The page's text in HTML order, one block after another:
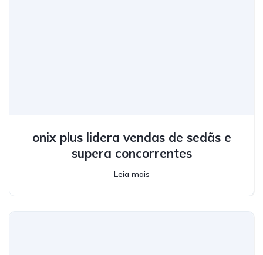
onix plus lidera vendas de sedãs e
supera concorrentes
Leia mais